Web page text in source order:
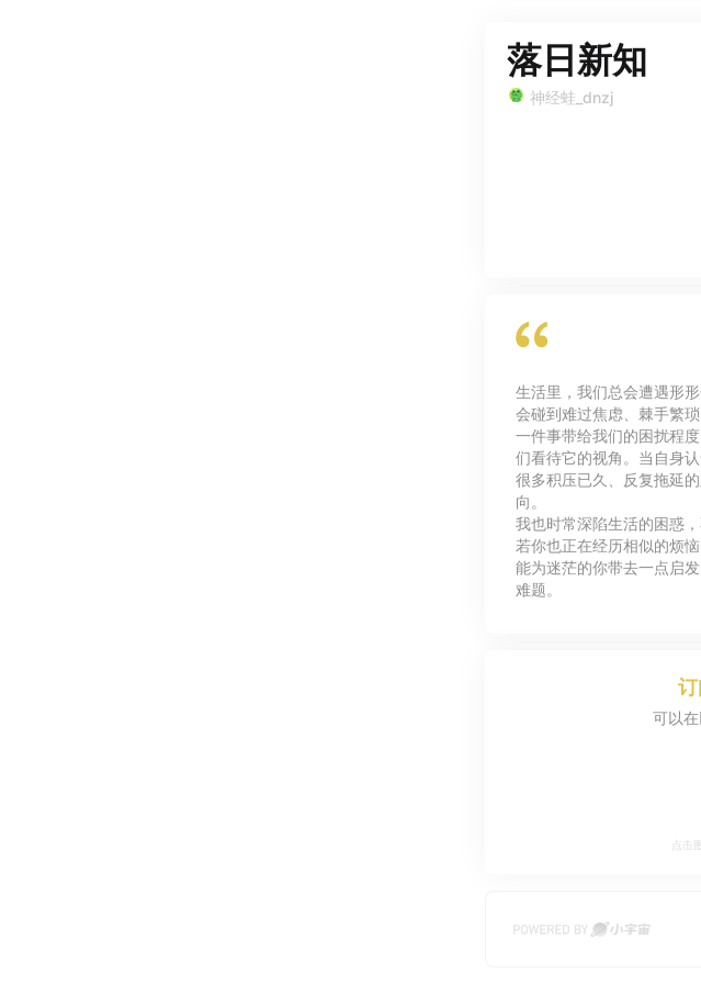
落日新知
神经蛙_dnzj
生活里，我们总会遭遇形
会碰到难过焦虑、棘手繁
一件事带给我们的困扰程
们看待它的视角。当自身
很多积压已久、反复拖延
向。
我也时常深陷生活的困惑
若你也正在经历相似的烦
能为迷茫的你带去一点启
难题。
订
可以
点击